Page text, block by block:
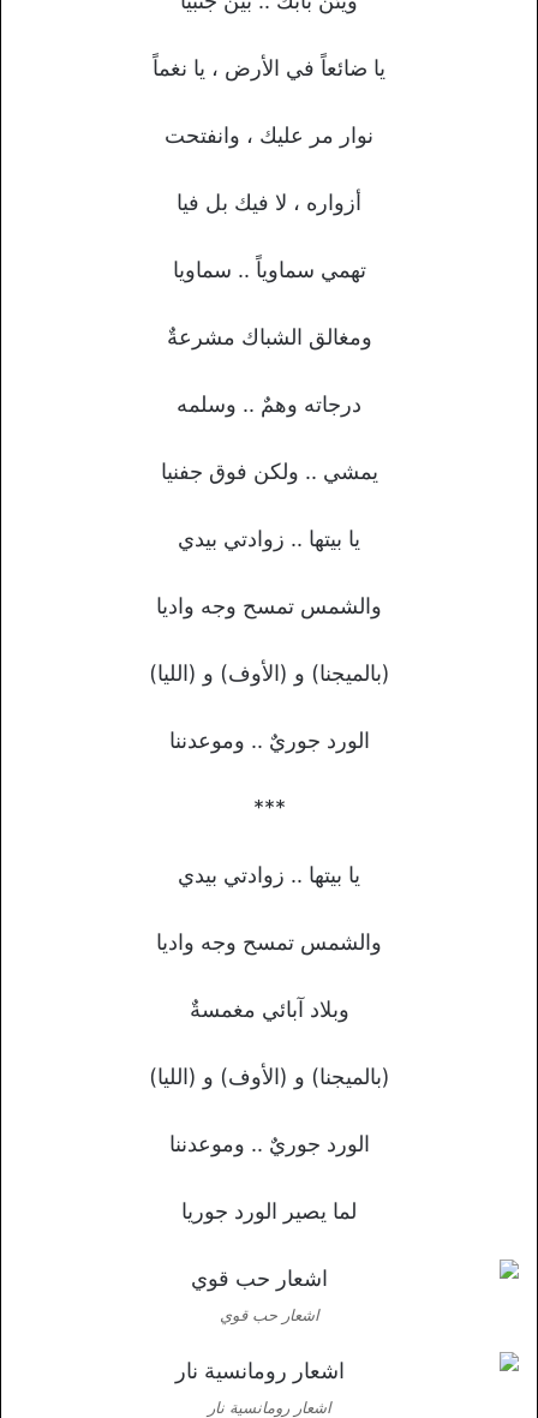
يا ضائعاً في الأرض ، يا نغماً
نوار مر عليك ، وانفتحت
أزواره ، لا فيك بل فيا
تهمي سماوياً .. سماويا
ومغالق الشباك مشرعةٌ
درجاته وهمٌ .. وسلمه
يمشي .. ولكن فوق جفنيا
يا بيتها .. زوادتي بيدي
والشمس تمسح وجه واديا
(بالميجنا) و (الأوف) و (الليا)
الورد جوريٌ .. وموعدننا
***
يا بيتها .. زوادتي بيدي
والشمس تمسح وجه واديا
وبلاد آبائي مغمسةٌ
(بالميجنا) و (الأوف) و (الليا)
الورد جوريٌ .. وموعدننا
لما يصير الورد جوريا
اشعار حب قوي
اشعار رومانسية نار